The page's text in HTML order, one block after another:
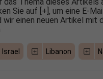
Sie auf [+], um eine E-
wir einen neuen Artikel mit
Israel Libanon